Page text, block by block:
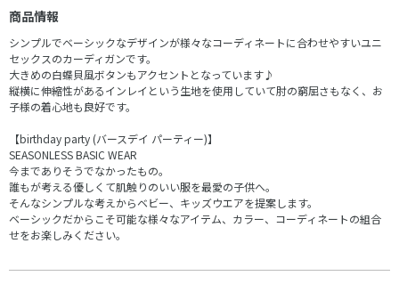
商品情報
シンプルでベーシックなデザインが様々なコーディネートに合わせやすいユニ
セックスのカーディガンです。
大きめの白蝶貝風ボタンもアクセントとなっています♪
縦横に伸縮性があるインレイという生地を使用していて肘の窮屈さもなく、お
子様の着心地も良好です。
【birthday party (バースデイ パーティー)】
SEASONLESS BASIC WEAR
今までありそうでなかったもの。
誰もが考える優しくて肌触りのいい服を最愛の子供へ。
そんなシンプルな考えからベビー、キッズウエアを提案します。
ベーシックだからこそ可能な様々なアイテム、カラー、コーディネートの組合
せをお楽しみください。